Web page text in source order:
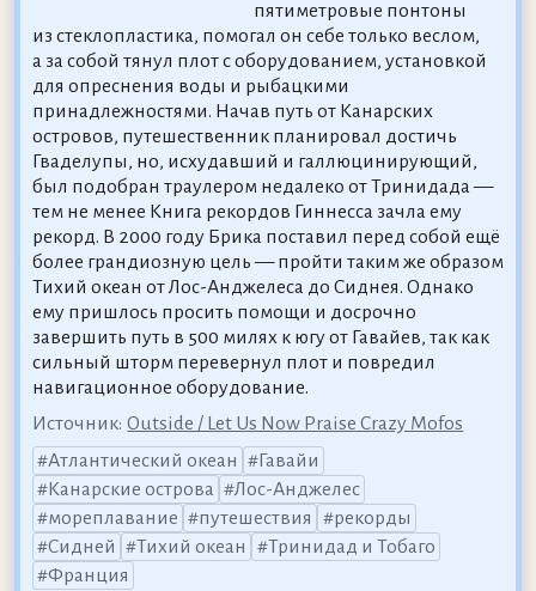
пятиметровые понтоны
из стеклопластика, помогал он себе только веслом,
а за собой тянул плот с оборудованием, установкой
для опреснения воды и рыбацкими
принадлежностями. Начав путь от Канарских
островов, путешественник планировал достичь
Гваделупы, но, исхудавший и галлюцинирующий,
был подобран траулером недалеко от Тринидада —
тем не менее Книга рекордов Гиннесса зачла ему
рекорд. В 2000 году Брика поставил перед собой ещё
более грандиозную цель — пройти таким же образом
Тихий океан от Лос-Анджелеса до Сиднея. Однако
ему пришлось просить помощи и досрочно
завершить путь в 500 милях к югу от Гавайев, так как
сильный шторм перевернул плот и повредил
навигационное оборудование.
Источник: Outside / Let Us Now Praise Crazy Mofos
Атлантический океан
Гавайи
Канарские острова
Лос-Анджелес
мореплавание
путешествия
рекорды
Сидней
Тихий океан
Тринидад и Тобаго
Франция